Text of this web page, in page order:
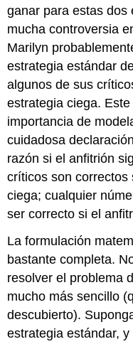
ganar para estas dos
mucha controversia
Marilyn
estrategia estándar
algunos de sus
estrategia ciega.
importancia de
cuidadosa
razón si el anfitrión
críticos son correctos
ciega; cualquier
ser correcto si el
La formulación
bastante completa.
resolver el problema
mucho más sencillo
descubierto).
estrategia estándar,